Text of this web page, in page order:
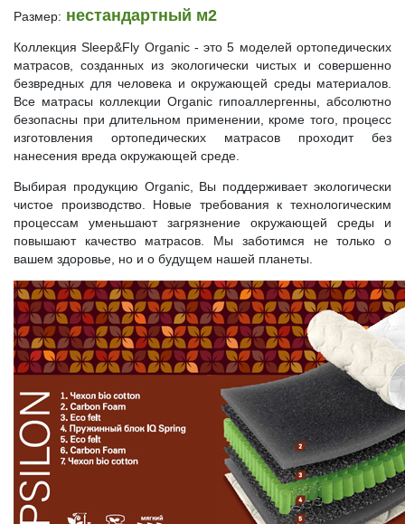
Размер: нестандартный м2
Коллекция Sleep&Fly Organic - это 5 моделей ортопедических
матрасов, созданных из экологически чистых и совершенно
безвредных для человека и окружающей среды материалов.
Все матрасы коллекции Organic гипоаллергенны, абсолютно
безопасны при длительном применении, кроме того, процесс
изготовления ортопедических матрасов проходит без
нанесения вреда окружающей среде.
Выбирая продукцию Organic, Вы поддерживает экологически
чистое производство. Новые требования к технологическим
процессам уменьшают загрязнение окружающей среды и
повышают качество матрасов. Мы заботимся не только о
вашем здоровье, но и о будущем нашей планеты.